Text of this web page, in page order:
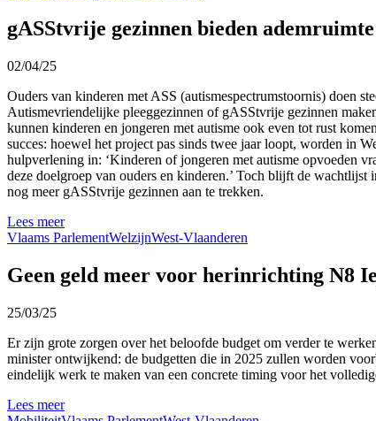
gASStvrije gezinnen bieden
02/04/25
Ouders van kinderen met ASS (autismespectrumstoornis) doen
Autismevriendelijke pleeggezinnen of gASStvrije gezinnen
kunnen kinderen en jongeren met autisme ook even tot rust
succes: hoewel het project pas sinds twee jaar loopt, worden in
hulpverlening in: ‘Kinderen of jongeren met autisme opvoeden
deze doelgroep van ouders en kinderen.’ Toch blijft de
nog meer gASStvrije gezinnen aan te trekken.
Lees meer
Vlaams ParlementWelzijnWest-Vlaanderen
Geen geld meer voor herinrichting N8
25/03/25
Er zijn grote zorgen over het beloofde budget om verder te
minister ontwijkend: de budgetten die in 2025 zullen worden
eindelijk werk te maken van een concrete timing voor het
Lees meer